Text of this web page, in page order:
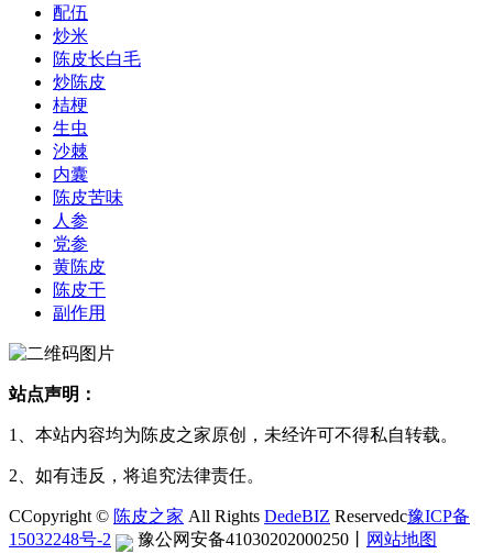
配伍
炒米
陈皮长白毛
炒陈皮
桔梗
生虫
沙棘
内囊
陈皮苦味
人参
党参
黄陈皮
陈皮干
副作用
站点声明：
1、本站内容均为陈皮之家原创，未经许可不得私自转载。
2、如有违反，将追究法律责任。
CCopyright © 陈皮之家 All Rights DedeBIZ Reservedc豫ICP备
15032248号-2
豫公网安备41030202000250 网站地图